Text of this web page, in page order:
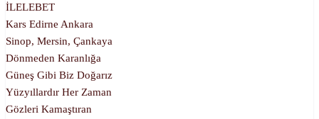
İLELEBET
Kars Edirne Ankara
Sinop, Mersin, Çankaya
Dönmeden Karanlığa
Güneş Gibi Biz Doğarız
Yüzyıllardır Her Zaman
Gözleri Kamaştıran